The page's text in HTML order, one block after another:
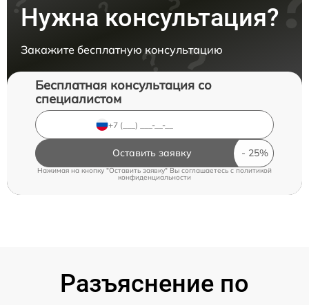
Нужна консультация?
Закажите бесплатную консультацию
Бесплатная консультация со
специалистом
Оставить заявку
Нажимая на кнопку "Оставить заявку" Вы соглашаетесь c политикой
конфиденциальности
Разъяснение по